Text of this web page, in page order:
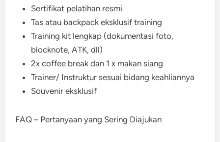
Sertifikat pelatihan resmi
Tas atau backpack eksklusif training
Training kit lengkap (dokumentasi foto,
blocknote, ATK, dll)
2x coffee break dan 1 x makan siang
Trainer/ Instruktur sesuai bidang keahliannya
Souvenir eksklusif
FAQ – Pertanyaan yang Sering Diajukan